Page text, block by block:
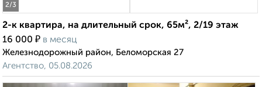
2/3
2-к квартира, на длительный срок, 65м², 2/19 этаж
16 000 ₽ в месяц
Железнодорожный район, Беломорская 27
Агентство, 05.08.2026